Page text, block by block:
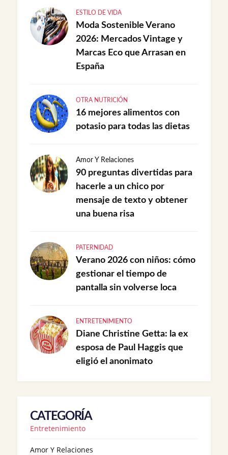
ESTILO DE VIDA
Moda Sostenible Verano
2026: Mercados Vintage y
Marcas Eco que Arrasan en
España
OTRA NUTRICIÓN
16 mejores alimentos con
potasio para todas las dietas
Amor Y Relaciones
90 preguntas divertidas para
hacerle a un chico por
mensaje de texto y obtener
una buena risa
PATERNIDAD
Verano 2026 con niños: cómo
gestionar el tiempo de
pantalla sin volverse loca
ENTRETENIMIENTO
Diane Christine Getta: la ex
esposa de Paul Haggis que
eligió el anonimato
CATEGORÍA
Entretenimiento
Amor Y Relaciones